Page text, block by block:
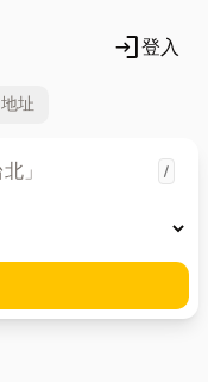
login登入
地址
/